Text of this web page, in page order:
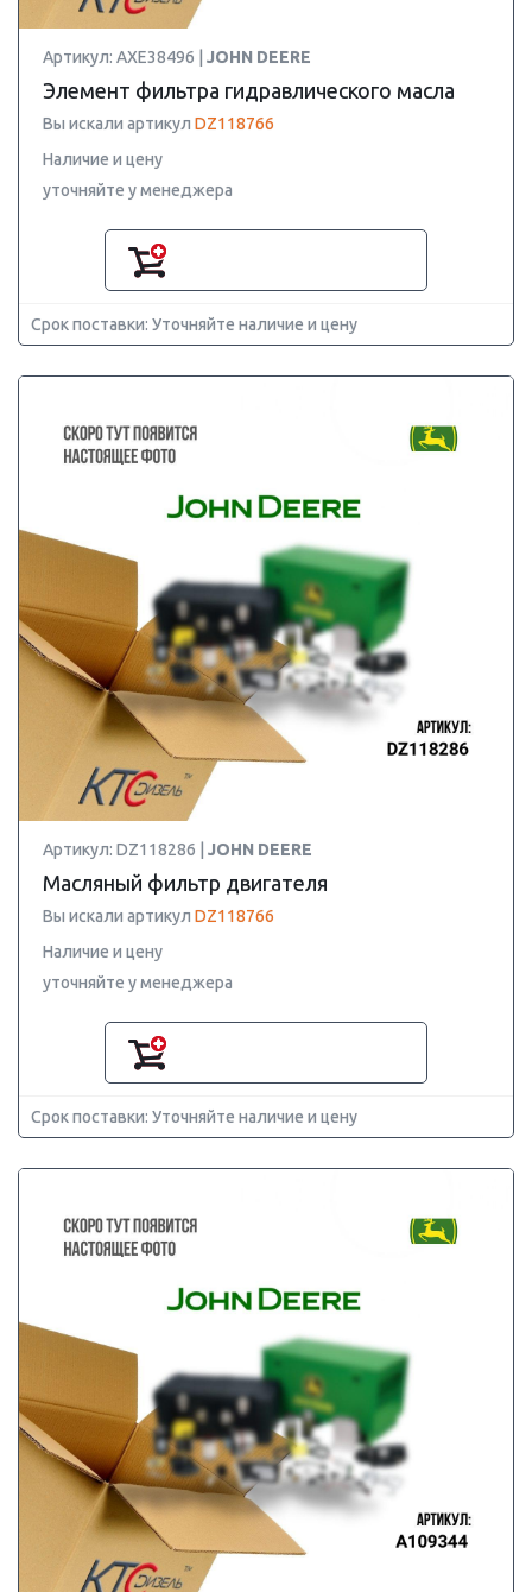
Артикул: AXE38496 | JOHN DEERE
Элемент фильтра гидравлического масла
Вы искали артикул DZ118766
Наличие и цену
уточняйте у менеджера
Срок поставки: Уточняйте наличие и цену
Артикул: DZ118286 | JOHN DEERE
Масляный фильтр двигателя
Вы искали артикул DZ118766
Наличие и цену
уточняйте у менеджера
Срок поставки: Уточняйте наличие и цену